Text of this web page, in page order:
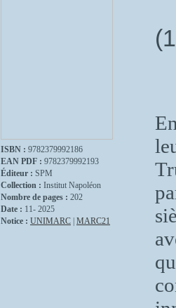
ISBN : 9782379992186
EAN PDF : 9782379992193
Éditeur : SPM
Collection : Institut Napoléon
Nombre de pages : 202
Date : 11- 2025
Notice : UNIMARC MARC21